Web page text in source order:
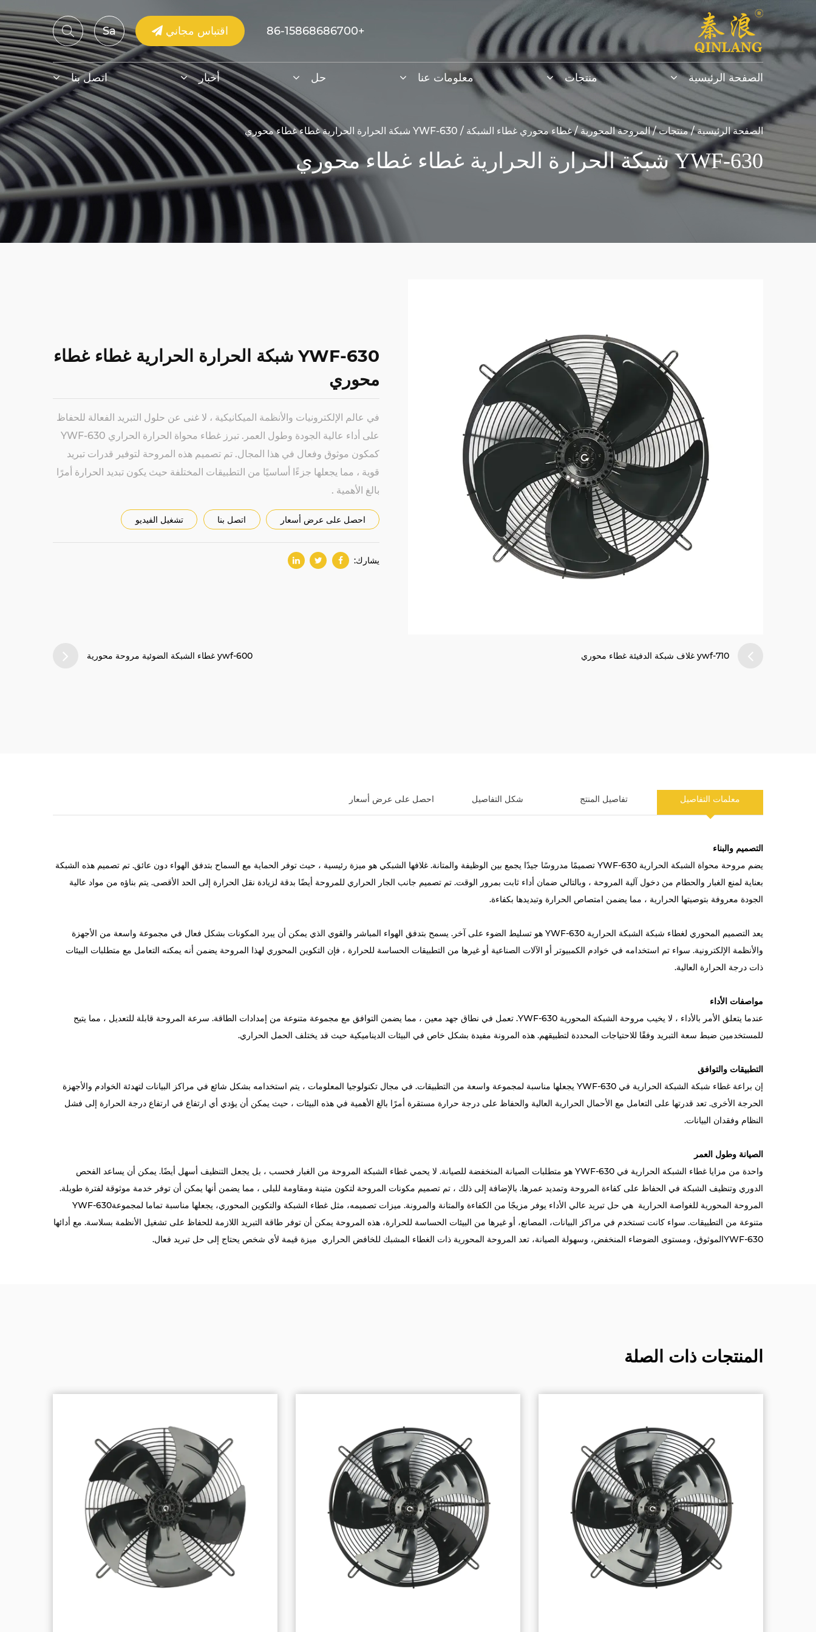
+86-15868686700 اقتباس مجاني Sa
الصفحة الرئيسية منتجات معلومات عنا حل أخبار اتصل بنا
الصفحة الرئيسية/منتجات/المروحة المحورية/غطاء محوري غطاء الشبكة / YWF-630 شبكة الحرارة الحرارية غطاء غطاء محوري
YWF-630 شبكة الحرارة الحرارية غطاء غطاء محوري
YWF-630 شبكة الحرارة الحرارية غطاء غطاء
محوري
في عالم الإلكترونيات والأنظمة الميكانيكية ، لا غنى عن حلول التبريد الفعالة للحفاظ
على أداء عالية الجودة وطول العمر. تبرز غطاء محواة الحرارة الحراري YWF-630
كمكون موثوق وفعال في هذا المجال. تم تصميم هذه المروحة لتوفير قدرات تبريد
قوية ، مما يجعلها جزءًا أساسيًا من التطبيقات المختلفة حيث يكون تبديد الحرارة أمرًا
بالغ الأهمية .
احصل على عرض أسعار اتصل بنا تشغيل الفيديو
يشارك:
ywf-710 غلاف شبكة الدفيئة غطاء محوري ywf-600 غطاء الشبكة الضوئية مروحة محورية
معلمات التفاصيل تفاصيل المنتج شكل التفاصيل احصل على عرض أسعار
التصميم والبناء
يضم مروحة محواة الشبكة الحرارية YWF-630 تصميمًا مدروسًا جيدًا يجمع بين الوظيفة والمتانة. غلافها الشبكي هو ميزة رئيسية ، حيث توفر الحماية مع السماح بتدفق الهواء دون عائق. تم تصميم هذه الشبكة
بعناية لمنع الغبار والحطام من دخول آلية المروحة ، وبالتالي ضمان أداء ثابت بمرور الوقت. تم تصميم جانب الجار الحراري للمروحة أيضًا بدقة لزيادة نقل الحرارة إلى الحد الأقصى. يتم بناؤه من مواد عالية
الجودة معروفة بتوصيتها الحرارية ، مما يضمن امتصاص الحرارة وتبديدها بكفاءة.
يعد التصميم المحوري لغطاء شبكة الشبكة الحرارية YWF-630 هو تسليط الضوء على آخر. يسمح بتدفق الهواء المباشر والقوي الذي يمكن أن يبرد المكونات بشكل فعال في مجموعة واسعة من الأجهزة
والأنظمة الإلكترونية. سواء تم استخدامه في خوادم الكمبيوتر أو الآلات الصناعية أو غيرها من التطبيقات الحساسة للحرارة ، فإن التكوين المحوري لهذا المروحة يضمن أنه يمكنه التعامل مع متطلبات البيئات
ذات درجة الحرارة العالية.
مواصفات الأداء
عندما يتعلق الأمر بالأداء ، لا يخيب مروحة الشبكة المحورية YWF-630. تعمل في نطاق جهد معين ، مما يضمن التوافق مع مجموعة متنوعة من إمدادات الطاقة. سرعة المروحة قابلة للتعديل ، مما يتيح
للمستخدمين ضبط سعة التبريد وفقًا للاحتياجات المحددة لتطبيقهم. هذه المرونة مفيدة بشكل خاص في البيئات الديناميكية حيث قد يختلف الحمل الحراري.
التطبيقات والتوافق
إن براعة غطاء شبكة الشبكة الحرارية في YWF-630 يجعلها مناسبة لمجموعة واسعة من التطبيقات. في مجال تكنولوجيا المعلومات ، يتم استخدامه بشكل شائع في مراكز البيانات لتهدئة الخوادم والأجهزة
الحرجة الأخرى. تعد قدرتها على التعامل مع الأحمال الحرارية العالية والحفاظ على درجة حرارة مستقرة أمرًا بالغ الأهمية في هذه البيئات ، حيث يمكن أن يؤدي أي ارتفاع في ارتفاع درجة الحرارة إلى فشل
النظام وفقدان البيانات.
الصيانة وطول العمر
واحدة من مزايا غطاء الشبكة الحرارية في YWF-630 هو متطلبات الصيانة المنخفضة للصيانة. لا يحمي غطاء الشبكة المروحة من الغبار فحسب ، بل يجعل التنظيف أسهل أيضًا. يمكن أن يساعد الفحص
الدوري وتنظيف الشبكة في الحفاظ على كفاءة المروحة وتمديد عمرها. بالإضافة إلى ذلك ، تم تصميم مكونات المروحة لتكون متينة ومقاومة للبلى ، مما يضمن أنها يمكن أن توفر خدمة موثوقة لفترة طويلة.
المروحة المحورية للغواصة الحرارية
YWF-630هي حل تبريد عالي الأداء يوفر مزيجًا من الكفاءة والمتانة والمرونة. ميزات تصميمه، مثل غطاء الشبكة والتكوين المحوري، يجعلها مناسبة تماما لمجموعة
متنوعة من التطبيقات. سواء كانت تستخدم في مراكز البيانات، المصانع، أو غيرها من البيئات الحساسة للحرارة، هذه المروحة يمكن أن توفر طاقة التبريد اللازمة للحفاظ على تشغيل الأنظمة بسلاسة. مع أدائها
الموثوق، ومستوى الضوضاء المنخفض، وسهولة الصيانة، تعد المروحة المحورية ذات الغطاء المشبك للخافض الحراريYWF-630 ميزة قيمة لأي شخص يحتاج إلى حل تبريد فعال.
المنتجات ذات الصلة